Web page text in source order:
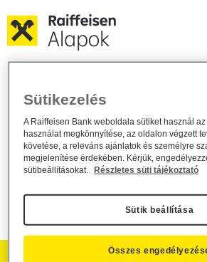
Záróközlemény - Raiffeisen
Banking 11% RAC 150220
Alapkezelő közzététel / general / 2015.
Záróközlemény - Raiffeisen Private
Sütikezelés
A Raiffeisen Bank weboldala sütiket használ
használat megkönnyítése, az oldalon végzett
követése, a releváns ajánlatok és személyre
megjelenítése érdekében. Kérjük,
sütibeállításokat.
Részletes süti tájékoztató
Sütik beállítása
Összes